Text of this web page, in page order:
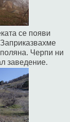
се появи
Черпи ни
заведение.